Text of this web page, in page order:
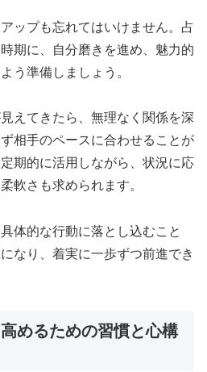
ップも忘れてはいけません。占
期に、自分磨きを進め、魅力的
う準備しましょう。
えてきたら、無理なく関係を深
相手のペースに合わせることが
期的に活用しながら、状況に応
軟さも求められます。
体的な行動に落とし込むこと
なり、着実に一歩ずつ前進でき
めるための習慣と心構